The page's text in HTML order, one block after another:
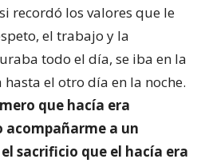
recordó los valores que le
el trabajo y la
todo el día, se iba en la
el otro día en la noche.
que hacía era
a un
sacrificio que el hacía era